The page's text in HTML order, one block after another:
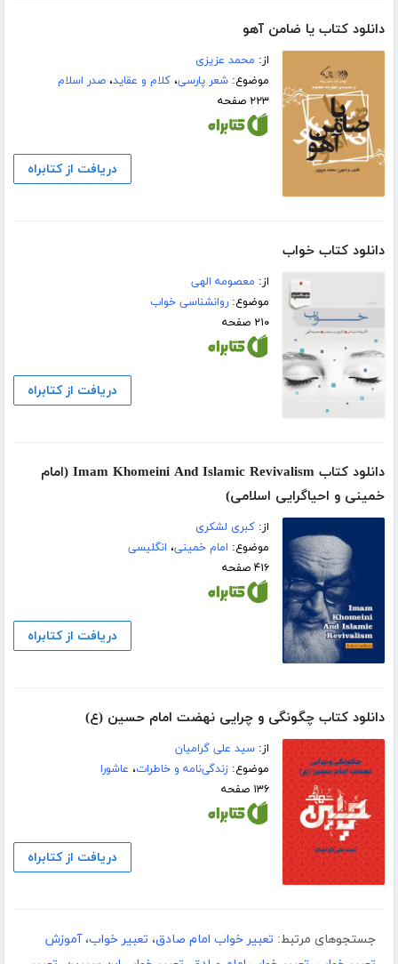
دانلود کتاب یا ضامن آهو
از: محمد عزیزی
موضوع:شعر پارسی،کلام و عقاید،صدر اسلام
۲۲۳ صفحه
دریافت از کتابراه
دانلود کتاب خواب
از: معصومه الهی
موضوع:روانشناسی خواب
۲۱۰ صفحه
دریافت از کتابراه
دانلود کتاب Imam Khomeini And Islamic Revivalism (امام
خمینی و احیاگرایی اسلامی)
از:کبری لشکری
موضوع: امام خمینی، انگلیسی
۴۱۶ صفحه
دریافت از کتابراه
دانلود کتاب چگونگی و چرایی نهضت امام حسین (ع)
از:سید علی گرامیان
موضوع:زندگی‌نامه و خاطرات، عاشورا
۱۳۶ صفحه
دریافت از کتابراه
جستجوهای مرتبط: تعبیر خواب امام صادق، تعبیر خواب،آموزش